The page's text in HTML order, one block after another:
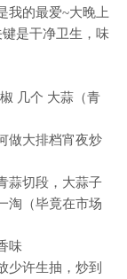
我的最爱~大晚上
是干净卫生，味
几个 大蒜（青
大排档宵夜炒
切段，大蒜子
淘（毕竟在市场
味
许生抽，炒到